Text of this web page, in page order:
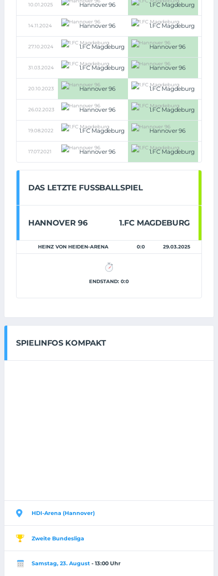
10.01.2025 Hannover 96 1.FC Magdeburg
14.11.2024 Hannover 96 1.FC Magdeburg
27.10.2024 1.FC Magdeburg Hannover 96
31.03.2024 1.FC Magdeburg Hannover 96
20.10.2023 Hannover 96 1.FC Magdeburg
26.02.2023 Hannover 96 1.FC Magdeburg
19.08.2022 1.FC Magdeburg Hannover 96
17.07.2021 Hannover 96 1.FC Magdeburg
DAS LETZTE FUSSBALLSPIEL
HANNOVER 96 1.FC MAGDEBURG
HEINZ VON HEIDEN-ARENA 0:0 29.03.2025
ENDSTAND: 0:0
SPIELINFOS KOMPAKT
HDI-Arena (Hannover)
Zweite Bundesliga
Samstag, 23. August - 13:00 Uhr